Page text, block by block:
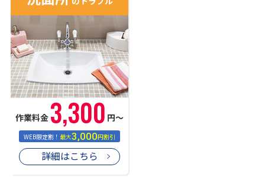
作業料金 3,300 円〜
WEB限定割！最大3,000円割引
詳細はこちら